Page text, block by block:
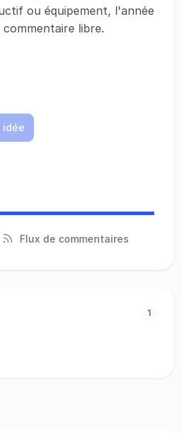
ou équipement, l'année
libre.
idée
Flux de commentaires
1